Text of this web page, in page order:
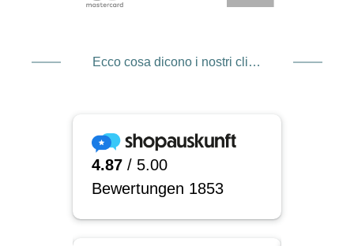
Ecco cosa dicono i nostri clienti